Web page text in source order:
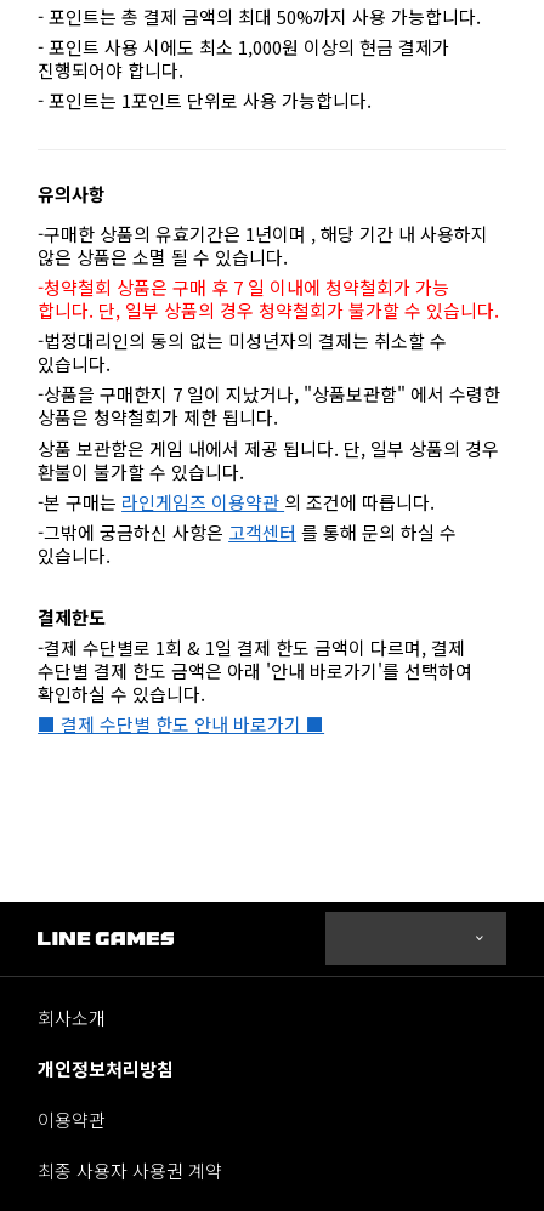
- 포인트는 총 결제 금액의 최대 50%까지 사용 가능합니다.
- 포인트 사용 시에도 최소 1,000원 이상의 현금 결제가
진행되어야 합니다.
- 포인트는 1포인트 단위로 사용 가능합니다.
유의사항
-구매한 상품의 유효기간은 1년이며 , 해당 기간 내 사용하지
않은 상품은 소멸 될 수 있습니다.
-청약철회 상품은 구매 후 7 일 이내에 청약철회가 가능
합니다. 단, 일부 상품의 경우 청약철회가 불가할 수 있습니다.
-법정대리인의 동의 없는 미성년자의 결제는 취소할 수
있습니다.
-상품을 구매한지 7 일이 지났거나, "상품보관함" 에서 수령한
상품은 청약철회가 제한 됩니다.
상품 보관함은 게임 내에서 제공 됩니다. 단, 일부 상품의 경우
환불이 불가할 수 있습니다.
-본 구매는 라인게임즈 이용약관 의 조건에 따릅니다.
-그밖에 궁금하신 사항은 고객센터 를 통해 문의 하실 수
있습니다.
결제한도
-결제 수단별로 1회 & 1일 결제 한도 금액이 다르며, 결제
수단별 결제 한도 금액은 아래 '안내 바로가기'를 선택하여
확인하실 수 있습니다.
■ 결제 수단별 한도 안내 바로가기 ■
회사소개
개인정보처리방침
이용약관
최종 사용자 사용권 계약